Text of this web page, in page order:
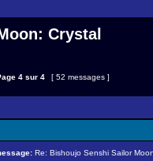
Crystal
4 sur 4 [ 52 messages ]
Re: Bishoujo Senshi Sailor